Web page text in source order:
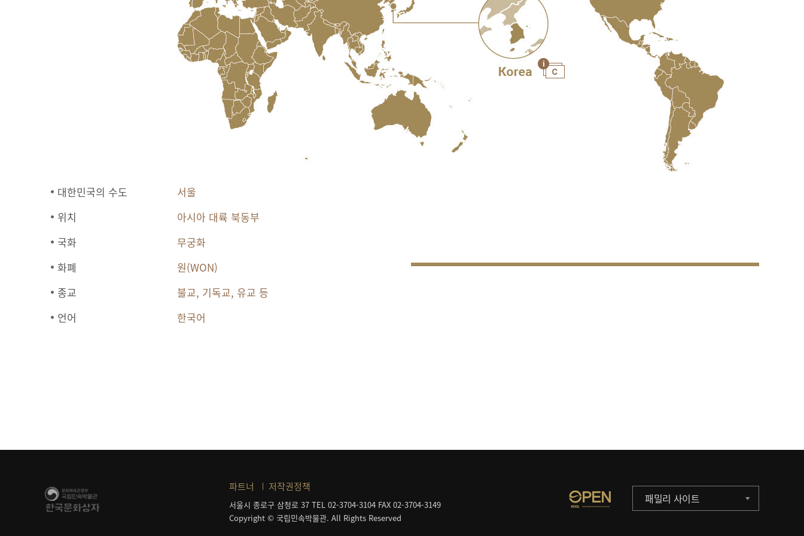
대한민국의 수도
서울
위치
아시아 대륙 북동부
국화
무궁화
화폐
원(WON)
종교
불교, 기독교, 유교 등
언어
한국어
파트너 저작권정책
서울시 종로구 삼청로 37 TEL 02-3704-3104 FAX 02-3704-3149
Copyright © 국립민속박물관. All Rights Reserved
패밀리 사이트